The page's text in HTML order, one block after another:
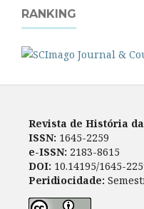
RANKING
Revista de História
ISSN: 1645-2259
e-ISSN: 2183-8615
DOI: 10.14195/1645-
Peridiocidade: